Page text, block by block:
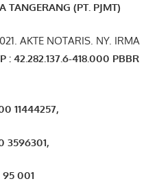
TANGERANG (PT. PJMT)
AKTE NOTARIS. NY. IRMA
P : 42. 282 .137.6-418.000 PBBR
11444257,
3596301,
95 001